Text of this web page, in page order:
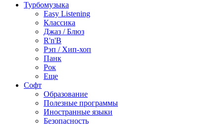
Турбомузыка
Easy Listening
Классика
Джаз / Блюз
R'n'B
Рэп / Хип-хоп
Панк
Рок
Еще
Софт
Образование
Полезные программы
Иностранные языки
Безопасность